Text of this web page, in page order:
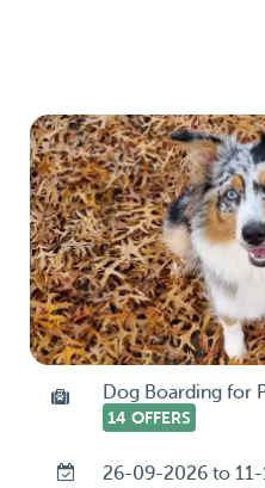
Dog Boarding for
14 OFFERS
26-09-2026 to